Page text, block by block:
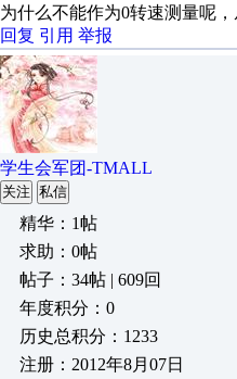
为什么不能作为0转速测量呢
回复 引用 举报
学生会军团-TMALL
关注 私信
精华：1帖
求助：0帖
帖子：34帖 | 609回
年度积分：0
历史总积分：1233
注册：2012年8月07日